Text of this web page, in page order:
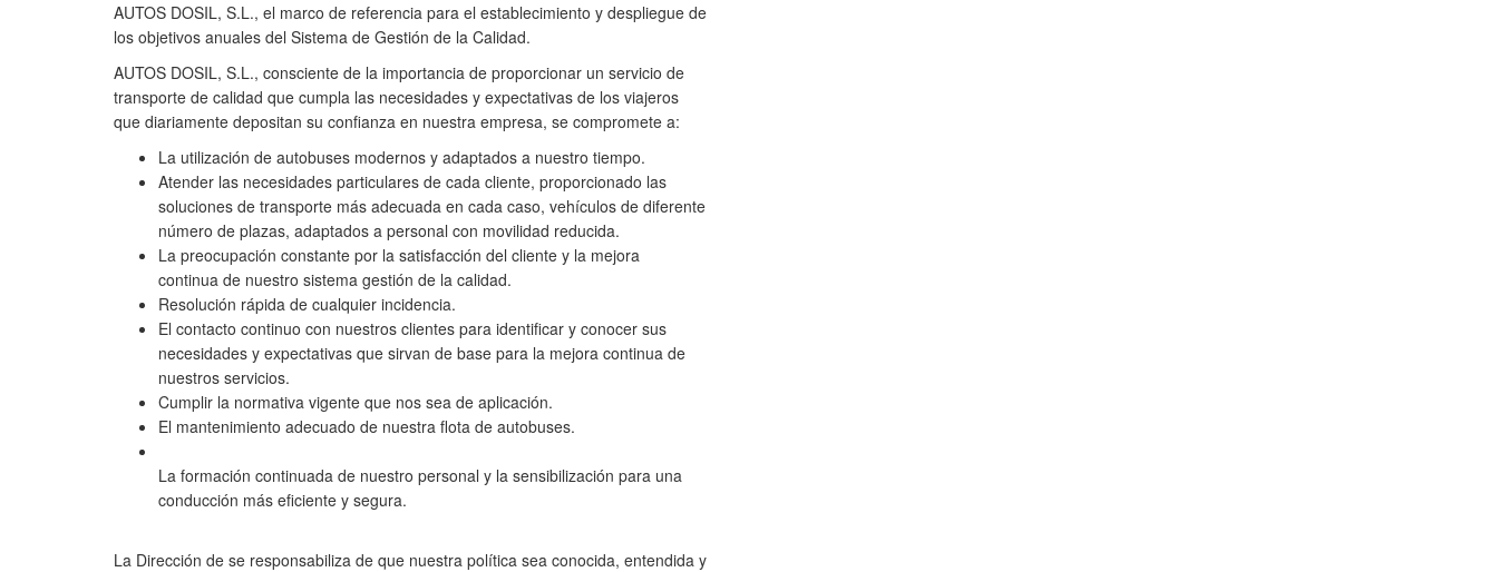
AUTOS DOSIL, S.L., el marco de referencia para el establecimiento y despliegue de
los objetivos anuales del Sistema de Gestión de la Calidad.
AUTOS DOSIL, S.L., consciente de la importancia de proporcionar un servicio de
transporte de calidad que cumpla las necesidades y expectativas de los viajeros
que diariamente depositan su confianza en nuestra empresa, se compromete a:
La utilización de autobuses modernos y adaptados a nuestro tiempo.
Atender las necesidades particulares de cada cliente, proporcionado las
soluciones de transporte más adecuada en cada caso, vehículos de diferente
número de plazas, adaptados a personal con movilidad reducida.
La preocupación constante por la satisfacción del cliente y la mejora
continua de nuestro sistema gestión de la calidad.
Resolución rápida de cualquier incidencia.
El contacto continuo con nuestros clientes para identificar y conocer sus
necesidades y expectativas que sirvan de base para la mejora continua de
nuestros servicios.
Cumplir la normativa vigente que nos sea de aplicación.
El mantenimiento adecuado de nuestra flota de autobuses.
La formación continuada de nuestro personal y la sensibilización para una
conducción más eficiente y segura.
La Dirección de se responsabiliza de que nuestra política sea conocida, entendida y